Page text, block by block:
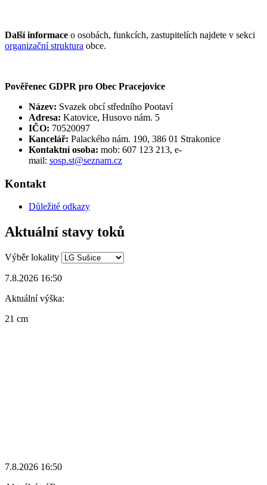
Další informace o osobách, funkcích, zastupitelích najdete v sekci
organizační struktura obce.
Pověřenec GDPR pro Obec Pracejovice
Název: Svazek obcí středního Pootaví
Adresa: Katovice, Husovo nám. 5
IČO: 70520097
Kancelář: Palackého nám. 190, 386 01 Strakonice
Kontaktní osoba: mob: 607 123 213, e-
mail: sosp.st@seznam.cz
Kontakt
Důležité odkazy
Aktuální stavy toků
Výběr lokality
7.8.2026 16:50
Aktuální výška:
21 cm
7.8.2026 16:50